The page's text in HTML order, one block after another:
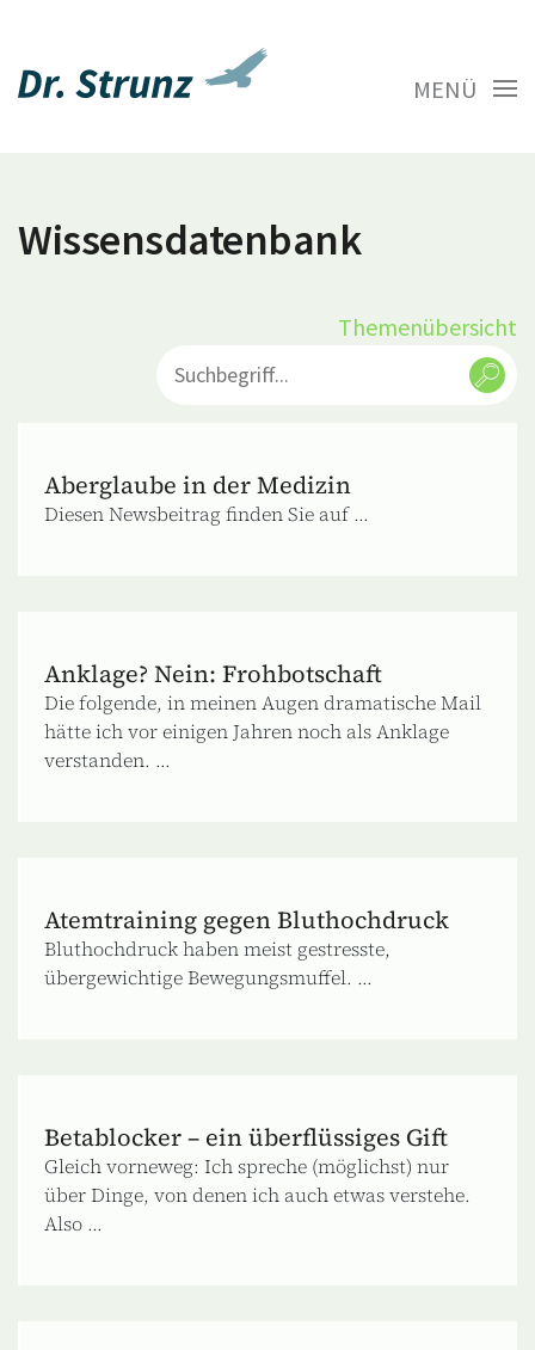
MENÜ
Wissensdatenbank
Themenübersicht
Aberglaube in der Medizin
Diesen Newsbeitrag finden Sie auf ...
Anklage? Nein: Frohbotschaft
Die folgende, in meinen Augen dramatische Mail
hätte ich vor einigen Jahren noch als Anklage
verstanden. ...
Atemtraining gegen Bluthochdruck
Bluthochdruck haben meist gestresste,
übergewichtige Bewegungsmuffel. ...
Betablocker – ein überflüssiges Gift
Gleich vorneweg: Ich spreche (möglichst) nur
über Dinge, von denen ich auch etwas verstehe.
Also ...